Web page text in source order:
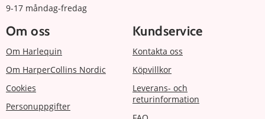
9-17 måndag-fredag
Om oss
Om Harlequin
Om HarperCollins Nordic
Cookies
Personuppgifter
Kundservice
Kontakta oss
Köpvillkor
Leverans- och
returinformation